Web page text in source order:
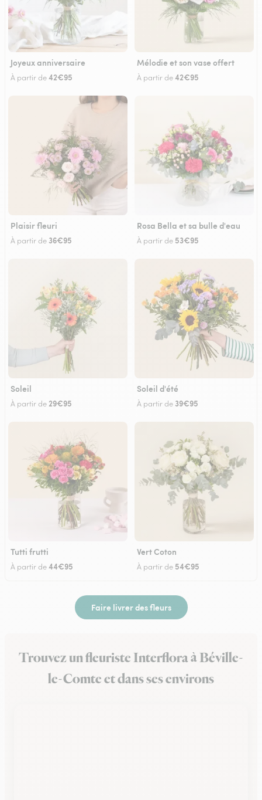
Joyeux anniversaire
À partir de42€95
Mélodie et son vase offert
À partir de42€95
Plaisir fleuri
À partir de 36€95
Rosa Bella et sa bulle d'eau
À partir de 53€95
Soleil
À partir de 29€95
Soleil d'été
À partir de 39€95
Tutti frutti
À partir de44€95
Vert Coton
À partir de 54€95
Faire livrer des fleurs
Trouvez un fleuriste Interflora à Béville-
le-Comte et dans ses environs